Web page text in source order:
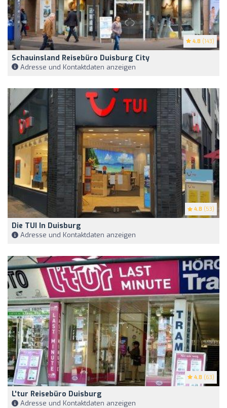
4.8 (143)
Schauinsland Reisebüro Duisburg City
Adresse und Kontaktdaten anzeigen
4.8 (53)
Die TUI In Duisburg
Adresse und Kontaktdaten anzeigen
4.8 (63)
L'tur Reisebüro Duisburg
Adresse und Kontaktdaten anzeigen